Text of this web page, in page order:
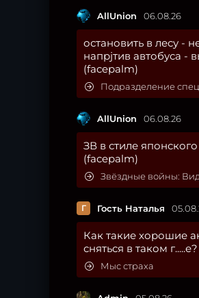
AllUnion 06.08.26
остановить в лесу -
напрjтив автобуса -
(facepalm)
Подразделение
AllUnion 06.08.26
ЗВ в стиле
(facepalm)
Звёздные войны:
Г Гость Наталья
Как такие хорошие
сняться в таком г.....е?
Мыс страха